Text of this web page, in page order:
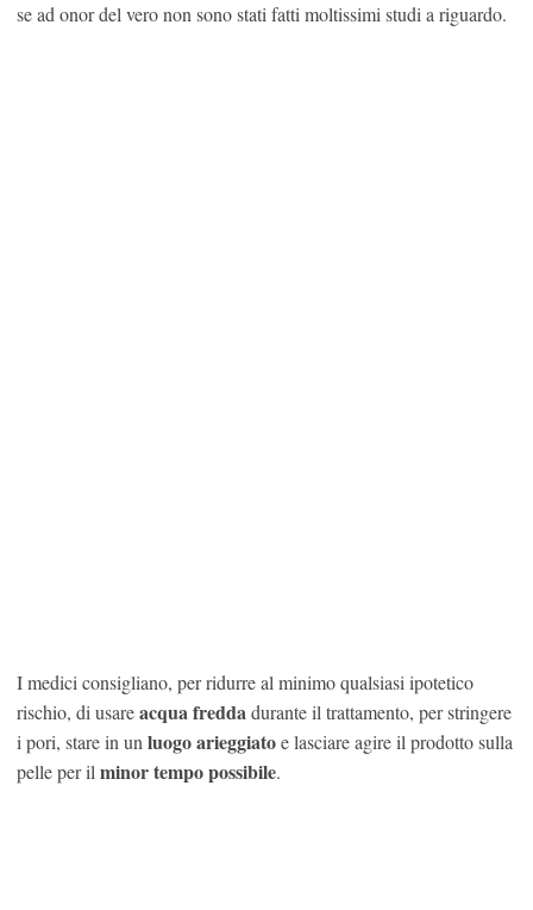
se ad onor del vero non sono stati fatti moltissimi studi a riguardo.
I medici consigliano, per ridurre al minimo qualsiasi ipotetico
rischio, di usareacqua freddadurante il trattamento, per stringere
i pori, stare in un luogo arieggiatoe lasciare agire il prodotto sulla
pelle per il minor tempo possibile.